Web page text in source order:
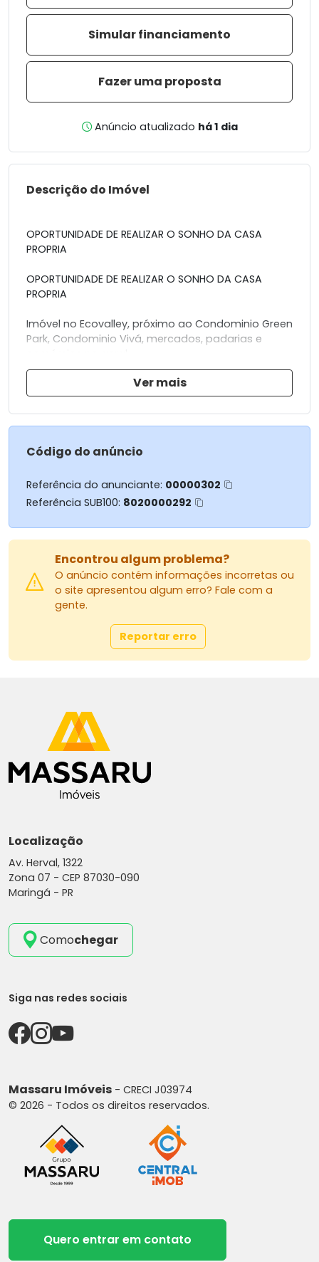
Simular financiamento
Fazer uma proposta
Anúncio atualizado há 1 dia
Descrição do Imóvel
OPORTUNIDADE DE REALIZAR O SONHO DA CASA
PROPRIA
OPORTUNIDADE DE REALIZAR O SONHO DA CASA
PROPRIA
Imóvel no Ecovalley, próximo ao Condominio Green
Park, Condominio Vivá, mercados, padarias e
- 03 Quartos (sendo 01 suíte);
- Sala 02 Ambientes com Pé Direito Alto;
- Jardim de Inverno;
- Cozinha Gourmet com Churrasqueira;
- Área de Serviço;
Possui duas vagas de garagem paralelas.
ACEITA FINANCIAMENTO
veiculo seminovo.
Para mais informações:
MASSARU IMÓVEIS
Av. Herval, 1322, Zona 07 - Maringá/PR
E-mail: vendasgrupomassaru@gmail.com
Instagram: grupomassaru
Ver mais
Código do anúncio
Referência do anunciante: 00000302
Referência SUB100: 8020000292
Encontrou algum problema?
O anúncio contém informações incorretas ou
o site apresentou algum erro? Fale com a
gente.
Reportar erro
Localização
Av. Herval, 1322
Zona 07 - CEP 87030-090
Maringá - PR
Comochegar
Siga nas redes sociais
Massaru Imóveis - CRECI J03974
© 2026 - Todos os direitos reservados.
Quero entrar em contato